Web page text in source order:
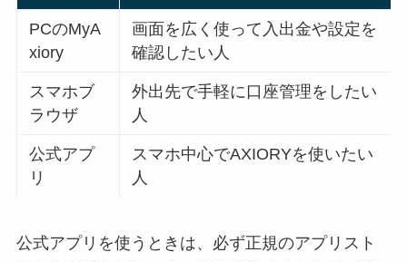
PCのMyA
xiory
画面を広く使って入出金や設定を
確認したい人
スマホブ
ラウザ
外出先で手軽に口座管理をしたい
人
公式アプ
リ
スマホ中心でAXIORYを使いたい
人
公式アプリを使うときは、必ず正規のアプリスト